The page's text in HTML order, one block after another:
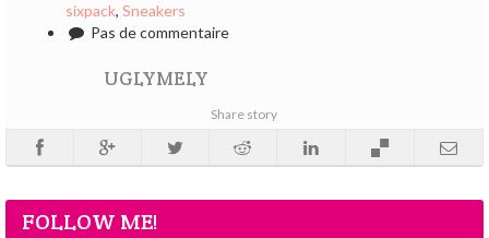
sixpack, Sneakers
Pas de commentaire
UGLYMELY
Share story
FOLLOW ME!